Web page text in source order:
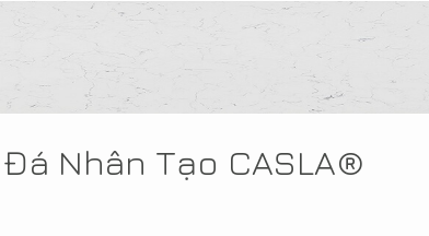
Đá Nhân Tạo CASLA®